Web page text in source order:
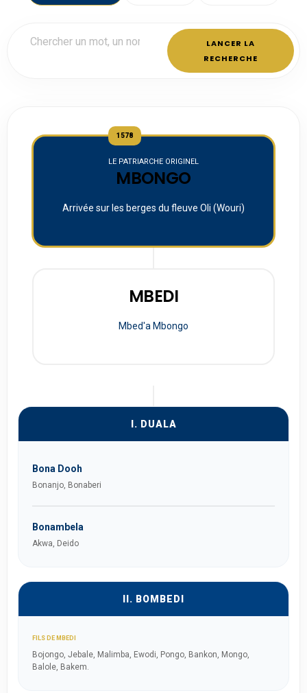
LANCER LA
RECHERCHE
1578
LE PATRIARCHE ORIGINEL
MBONGO
Arrivée sur les berges du fleuve Oli (Wouri)
MBEDI
Mbed'a Mbongo
I. DUALA
Bona Dooh
Bonanjo, Bonaberi
Bonambela
Akwa, Deido
II. BOMBEDI
FILS DE MBEDI
Bojongo, Jebale, Malimba, Ewodi, Pongo, Bankon, Mongo,
Balole, Bakem.